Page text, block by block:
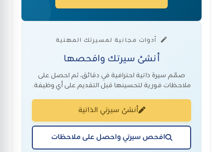
أدوات مجانية لمسيرتك المهنية
أنشئ سيرتك وافحصها
صمّم سيرة ذاتية احترافية في دقائق، ثم احصل على
ملاحظات فورية لتحسينها قبل التقديم على أي وظيفة.
أنشئ سيرتي الذاتية
افحص سيرتي واحصل على ملاحظات